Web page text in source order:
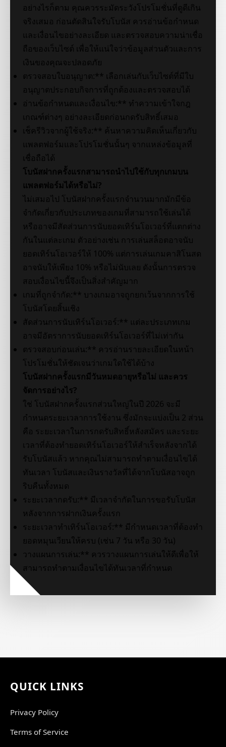
อย่างไรก็ตาม คุณควรระมัดระวังโปรโมชั่นที่ดูดีเกิน
จริงเสมอ ก่อนตัดสินใจรับโบนัส ควรอ่านข้อกำหนด
และเงื่อนไขอย่างละเอียด และตรวจสอบความน่าเชื่อ
ถือของเว็บไซต์ เพื่อให้แน่ใจว่าข้อมูลส่วนตัวและการ
เงินของคุณจะปลอดภัย
ตรวจสอบใบอนุญาต:** เลือกเล่นกับเว็บไซต์ที่มีใบ
อนุญาตประกอบกิจการที่ถูกต้องและตรวจสอบได้
อ่านข้อกำหนดและเงื่อนไข:** ทำความเข้าใจกฎ
เกณฑ์ต่างๆ อย่างละเอียดก่อนกดรับสิทธิ์เสมอ
เช็ครีวิวจากผู้ใช้จริง:** ค้นหาความคิดเห็นเกี่ยวกับ
แพลตฟอร์มและโปรโมชั่นนั้นๆ จากแหล่งข้อมูลที่
เชื่อถือได้
โบนัสฝากครั้งแรกสามารถนำไปใช้กับทุกเกมบน
แพลตฟอร์มได้หรือไม่?
ไม่เสมอไป โบนัสฝากครั้งแรกจำนวนมากมักมีข้อ
จำกัดเกี่ยวกับประเภทของเกมที่สามารถใช้เล่นได้
หรืออาจมีสัดส่วนการนับยอดเทิร์นโอเวอร์ที่แตกต่าง
กันในแต่ละเกม ตัวอย่างเช่น การเล่นสล็อตอาจนับ
ยอดเทิร์นโอเวอร์ให้ 100% แต่การเล่นเกมคาสิโนสด
อาจนับให้เพียง 10% หรือไม่นับเลย ดังนั้นการตรวจ
สอบเงื่อนไขนี้จึงเป็นสิ่งสำคัญมาก
เกมที่ถูกจำกัด:** บางเกมอาจถูกยกเว้นจากการใช้
โบนัสโดยสิ้นเชิง
สัดส่วนการนับเทิร์นโอเวอร์:** แต่ละประเภทเกม
อาจมีอัตราการนับยอดเทิร์นโอเวอร์ที่ไม่เท่ากัน
ตรวจสอบก่อนเล่น:** ควรอ่านรายละเอียดในหน้า
โปรโมชั่นให้ชัดเจนว่าเกมใดใช้ได้บ้าง
โบนัสฝากครั้งแรกมีวันหมดอายุหรือไม่ และควร
จัดการอย่างไร?
ใช่ โบนัสฝากครั้งแรกส่วนใหญ่ในปี 2026 จะมี
กำหนดระยะเวลาการใช้งาน ซึ่งมักจะแบ่งเป็น 2 ส่วน
คือ ระยะเวลาในการกดรับสิทธิ์หลังสมัคร และระยะ
เวลาที่ต้องทำยอดเทิร์นโอเวอร์ให้สำเร็จหลังจากได้
รับโบนัสแล้ว หากคุณไม่สามารถทำตามเงื่อนไขได้
ทันเวลา โบนัสและเงินรางวัลที่ได้จากโบนัสอาจถูก
ริบคืนทั้งหมด
ระยะเวลากดรับ:** มีเวลาจำกัดในการขอรับโบนัส
หลังจากการฝากเงินครั้งแรก
ระยะเวลาทำเทิร์นโอเวอร์:** มีกำหนดเวลาที่ต้องทำ
ยอดหมุนเวียนให้ครบ (เช่น 7 วัน หรือ 30 วัน)
วางแผนการเล่น:** ควรวางแผนการเล่นให้ดีเพื่อให้
สามารถทำตามเงื่อนไขได้ทันเวลาที่กำหนด
QUICK LINKS
Privacy Policy
Terms of Service